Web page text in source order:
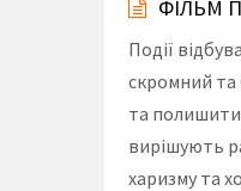
ФІЛЬМ
Події
скромний та
та полишити
вирішують
харизму та